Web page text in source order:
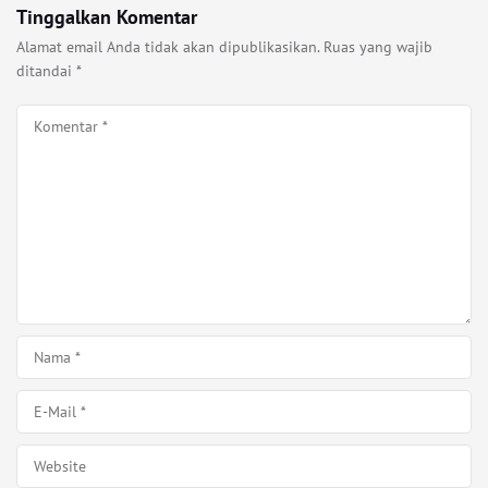
Tinggalkan Komentar
Alamat email Anda tidak akan dipublikasikan. Ruas yang wajib
ditandai *